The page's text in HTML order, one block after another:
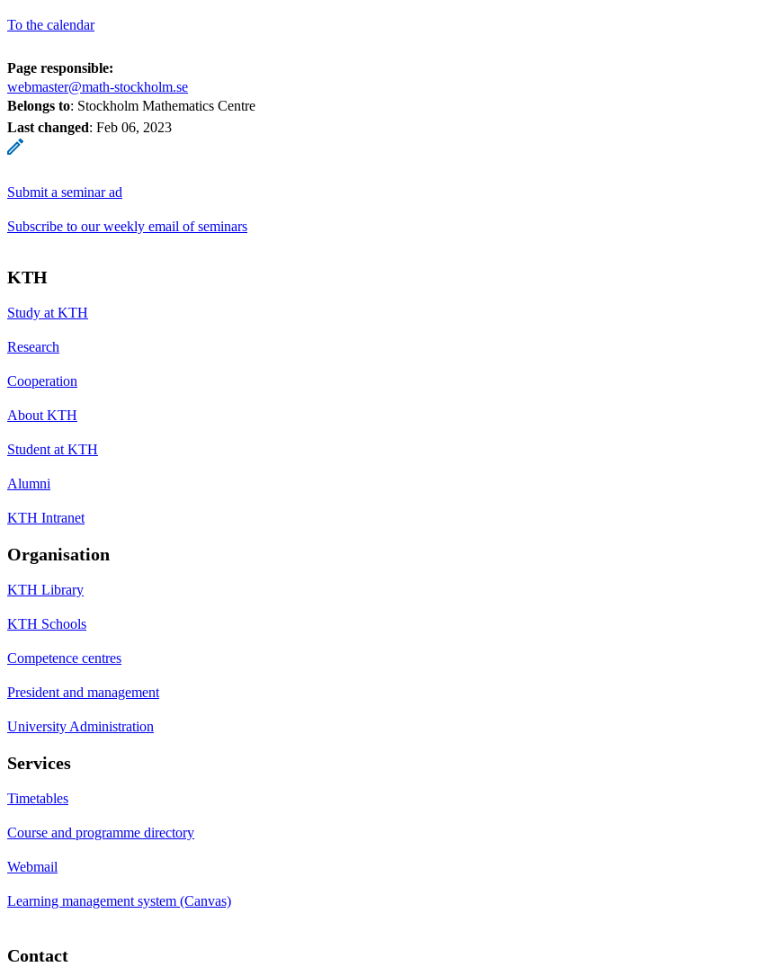
To the calendar
Page responsible:
webmaster@math-stockholm.se
Belongs to: Stockholm Mathematics Centre
Last changed: Feb 06, 2023
Submit a seminar ad
Subscribe to our weekly email of seminars
KTH
Study at KTH
Research
Cooperation
About KTH
Student at KTH
Alumni
KTH Intranet
Organisation
KTH Library
KTH Schools
Competence centres
President and management
University Administration
Services
Timetables
Course and programme directory
Webmail
Learning management system (Canvas)
Contact